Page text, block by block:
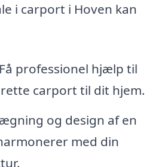
i carport i Hoven kan
Få professionel hjælp til
carport til dit hjem.
og design af en
med din